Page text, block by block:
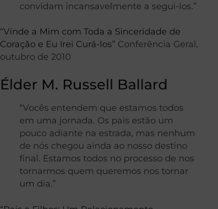
convidam incansavelmente a segui-los.”
“Vinde a Mim com Toda a Sinceridade de
Coração e Eu Irei Curá-los” Conferência Geral,
outubro de 2010
Élder M. Russell Ballard
“Vocês entendem que estamos todos
em uma jornada. Os pais estão um
pouco adiante na estrada, mas nenhum
de nós chegou ainda ao nosso destino
final. Estamos todos no processo de nos
tornarmos quem queremos nos tornar
um dia.”